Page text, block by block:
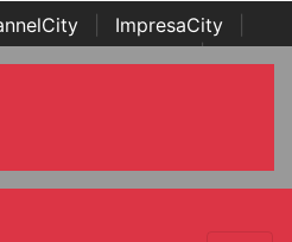
ImpresaCity
Channel Awards | Italian